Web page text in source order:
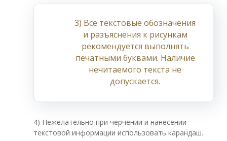
3) Все текстовые обозначения
и разъяснения к рисункам
рекомендуется выполнять
печатными буквами. Наличие
нечитаемого текста не
допускается.
4) Нежелательно при черчении и нанесении
текстовой информации использовать карандаш.